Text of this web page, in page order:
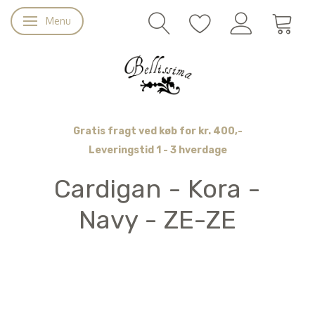
Skifte navigation
Menu
Gratis fragt ved køb for kr. 400,-
Leveringstid 1 - 3 hverdage
Cardigan - Kora -
Navy - ZE-ZE